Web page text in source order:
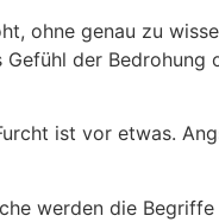
ohne genau zu
Gefühl der Bedrohung
ist vor etwas.
werden die